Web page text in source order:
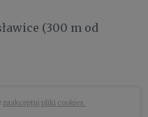
(300 m od
zaakceptuj pliki cookies.